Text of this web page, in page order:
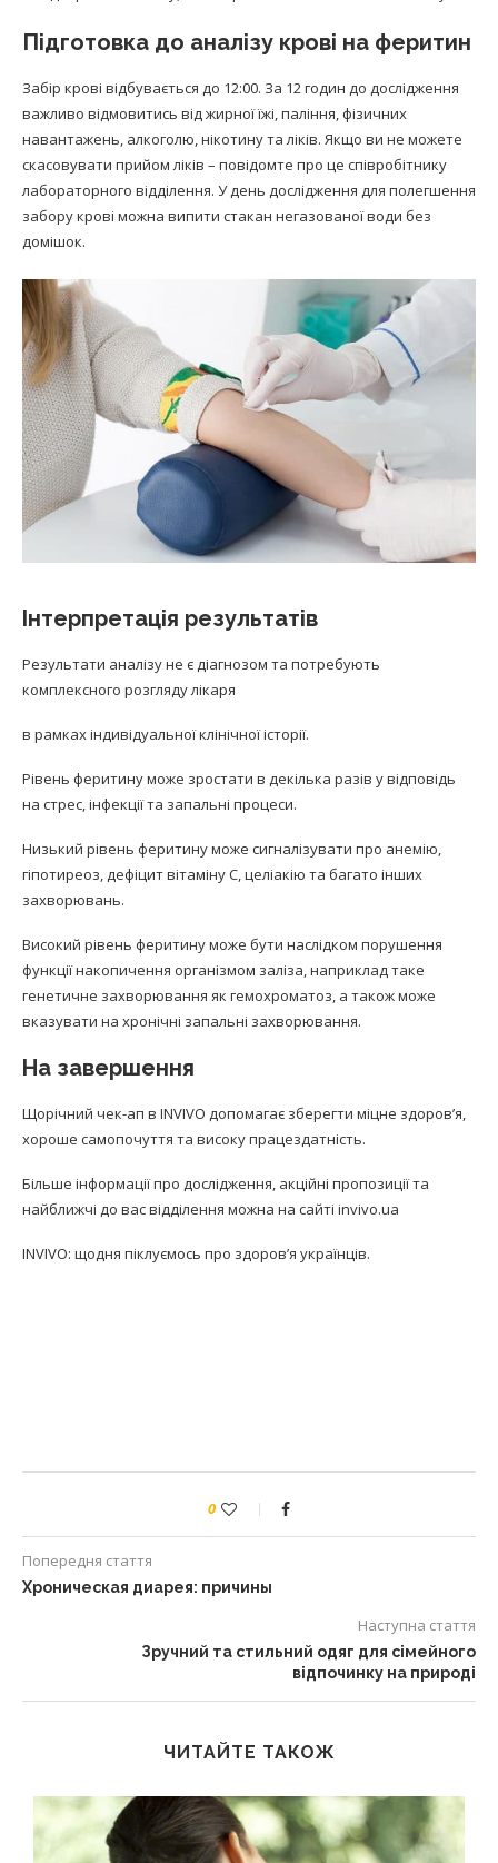
Підготовка до аналізу крові на феритин
Забір крові відбувається до 12:00. За 12 годин до дослідження
важливо відмовитись від жирної їжі, паління, фізичних
навантажень, алкоголю, нікотину та ліків. Якщо ви не можете
скасовувати прийом ліків – повідомте про це співробітнику
лабораторного відділення. У день дослідження для полегшення
забору крові можна випити стакан негазованої води без
домішок.
Інтерпретація результатів
Результати аналізу не є діагнозом та потребують
комплексного розгляду лікаря
в рамках індивідуальної клінічної історії.
Рівень феритину може зростати в декілька разів у відповідь
на стрес, інфекції та запальні процеси.
Низький рівень феритину може сигналізувати про анемію,
гіпотиреоз, дефіцит вітаміну С, целіакію та багато інших
захворювань.
Високий рівень феритину може бути наслідком порушення
функції накопичення організмом заліза, наприклад таке
генетичне захворювання як гемохроматоз, а також може
вказувати на хронічні запальні захворювання.
На завершення
Щорічний чек-ап в INVIVO допомагає зберегти міцне здоров’я,
хороше самопочуття та високу працездатність.
Більше інформації про дослідження, акційні пропозиції та
найближчі до вас відділення можна на сайті invivo.ua
INVIVO: щодня піклуємось про здоров’я українців.
0
Попередня стаття
Хроническая диарея: причины
Наступна стаття
Зручний та стильний одяг для сімейного
відпочинку на природі
ЧИТАЙТЕ ТАКОЖ